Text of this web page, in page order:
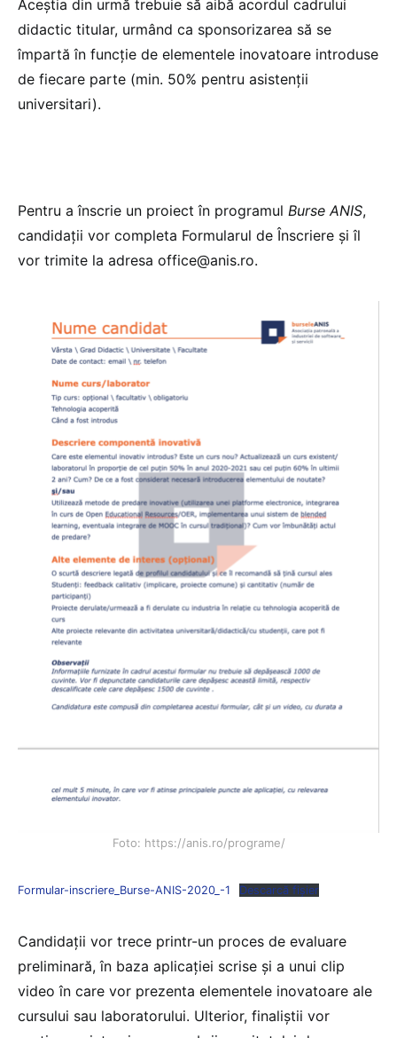
Aceștia din urmă trebuie să aibă acordul cadrului
didactic titular, urmând ca sponsorizarea să se
împartă în funcție de elementele inovatoare introduse
de fiecare parte (min. 50% pentru asistenții
universitari).
Pentru a înscrie un proiect în programul Burse ANIS,
candidații vor completa Formularul de Înscriere și îl
vor trimite la adresa office@anis.ro.
Foto: https://anis.ro/programe/
Formular-inscriere_Burse-ANIS-2020_-1 Descarcă fișier
Candidații vor trece printr-un proces de evaluare
preliminară, în baza aplicației scrise și a unui clip
video în care vor prezenta elementele inovatoare ale
cursului sau laboratorului. Ulterior, finaliștii vor